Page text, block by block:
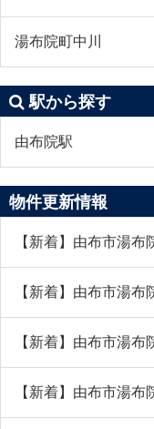
湯布院町中川
駅から探す
由布院駅
物件更新情報
【新着】由布市湯
【新着】由布市湯
【新着】由布市湯
【新着】由布市湯